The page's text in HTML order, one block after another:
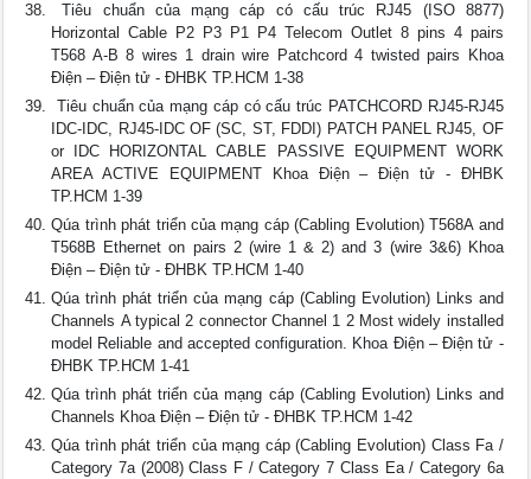
 Tiêu chuẩn của mạng cáp có cấu trúc RJ45 (ISO 8877)
Horizontal Cable P2 P3 P1 P4 Telecom Outlet 8 pins 4 pairs
T568 A-B 8 wires 1 drain wire Patchcord 4 twisted pairs Khoa
Điện – Điện tử - ĐHBK TP.HCM 1-38
 Tiêu chuẩn của mạng cáp có cấu trúc PATCHCORD RJ45-RJ45
IDC-IDC, RJ45-IDC OF (SC, ST, FDDI) PATCH PANEL RJ45, OF
or IDC HORIZONTAL CABLE PASSIVE EQUIPMENT WORK
AREA ACTIVE EQUIPMENT Khoa Điện – Điện tử - ĐHBK
TP.HCM 1-39
Qúa trình phát triển của mạng cáp (Cabling Evolution) T568A and
T568B Ethernet on pairs 2 (wire 1 & 2) and 3 (wire 3&6) Khoa
Điện – Điện tử - ĐHBK TP.HCM 1-40
Qúa trình phát triển của mạng cáp (Cabling Evolution) Links and
Channels A typical 2 connector Channel 1 2 Most widely installed
model Reliable and accepted configuration. Khoa Điện – Điện tử -
ĐHBK TP.HCM 1-41
Qúa trình phát triển của mạng cáp (Cabling Evolution) Links and
Channels Khoa Điện – Điện tử - ĐHBK TP.HCM 1-42
Qúa trình phát triển của mạng cáp (Cabling Evolution) Class Fa /
Category 7a (2008) Class F / Category 7 Class Ea / Category 6a